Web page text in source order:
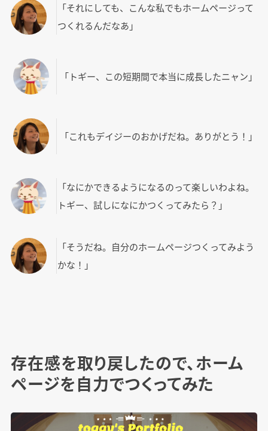
「それにしても、こんな私でもホームページって
つくれるんだなあ」
「トギー、この短期間で本当に成長したニャン」
「これもデイジーのおかげだね。ありがとう！」
「なにかできるようになるのって楽しいわよね。
トギー、試しになにかつくってみたら？」
「そうだね。自分のホームページつくってみよう
かな！」
存在感を取り戻したので、ホーム
ページを自力でつくってみた